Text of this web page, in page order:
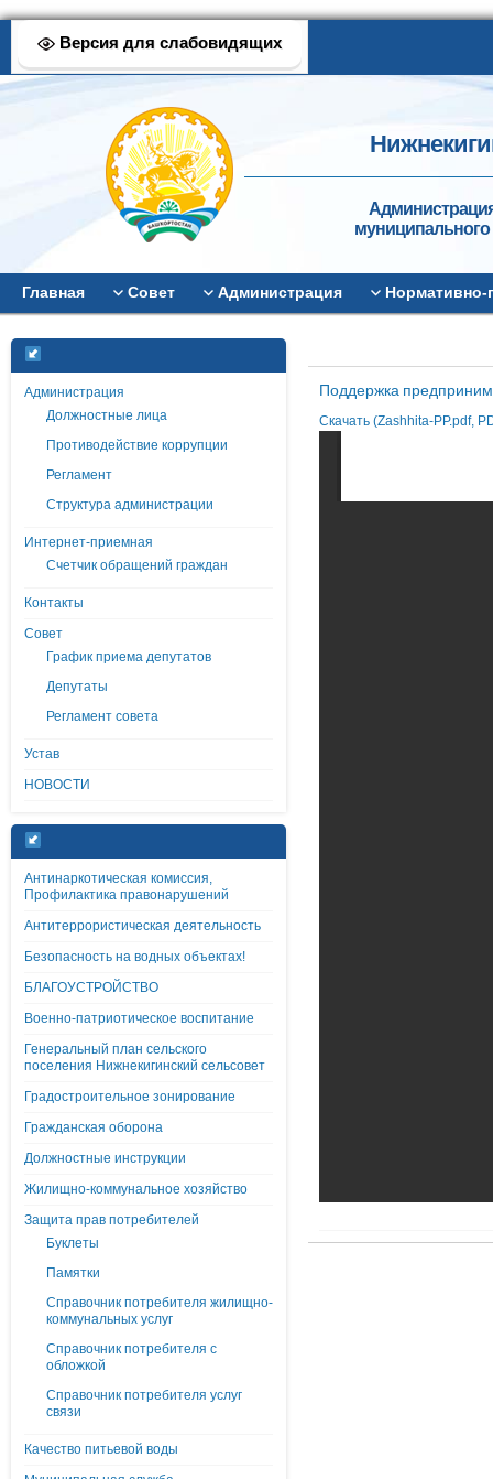
Версия для слабовидящих
муниципального
Главная Совет Администрация
Администрация
Должностные лица
Противодействие коррупции
Регламент
Структура администрации
Интернет-приемная
Счетчик обращений граждан
Контакты
Совет
График приема депутатов
Депутаты
Регламент совета
Устав
НОВОСТИ
Антинаркотическая комиссия,
Профилактика правонарушений
Антитеррористическая деятельность
Безопасность на водных объектах!
БЛАГОУСТРОЙСТВО
Военно-патриотическое воспитание
Генеральный план сельского
поселения Нижнекигинский сельсовет
Градостроительное зонирование
Гражданская оборона
Должностные инструкции
Жилищно-коммунальное хозяйство
Защита прав потребителей
Буклеты
Памятки
Справочник потребителя жилищно-
коммунальных услуг
Справочник потребителя с
обложкой
Справочник потребителя услуг
связи
Качество питьевой воды
Поддержка
Скачать (Zashhita-PP.pdf,